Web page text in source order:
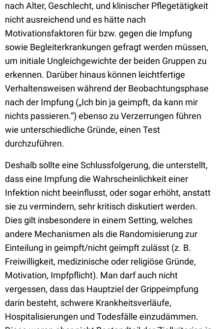
nach Alter, Geschlecht, und klinischer Pflegetätigkeit
nicht ausreichend und es hätte nach
Motivationsfaktoren für bzw. gegen die Impfung
sowie Begleiterkrankungen gefragt werden müssen,
um initiale Ungleichgewichte der beiden Gruppen zu
erkennen. Darüber hinaus können leichtfertige
Verhaltensweisen während der Beobachtungsphase
nach der Impfung („Ich bin ja geimpft, da kann mir
nichts passieren.“) ebenso zu Verzerrungen führen
wie unterschiedliche Gründe, einen Test
durchzuführen.
Deshalb sollte eine Schlussfolgerung, die unterstellt,
dass eine Impfung die Wahrscheinlichkeit einer
Infektion nicht beeinflusst, oder sogar erhöht, anstatt
sie zu vermindern, sehr kritisch diskutiert werden.
Dies gilt insbesondere in einem Setting, welches
andere Mechanismen als die Randomisierung zur
Einteilung in geimpft/nicht geimpft zulässt (z. B.
Freiwilligkeit, medizinische oder religiöse Gründe,
Motivation, Impfpflicht). Man darf auch nicht
vergessen, dass das Hauptziel der Grippeimpfung
darin besteht, schwere Krankheitsverläufe,
Hospitalisierungen und Todesfälle einzudämmen.